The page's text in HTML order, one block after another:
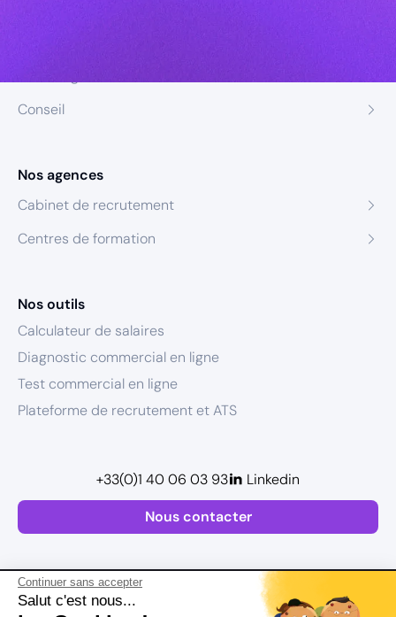
Continuer sans accepter
Salut c'est nous...
Conseil
Nos agences
Cabinet de recrutement
Centres de formation
Nos outils
Calculateur de salaires
Diagnostic commercial en ligne
Test commercial en ligne
Plateforme de recrutement et ATS
Nous contacter
+33(0)1 40 06 03 93 Linkedin